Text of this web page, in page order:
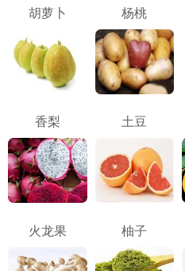
胡萝卜 杨桃
香梨 土豆
火龙果 柚子